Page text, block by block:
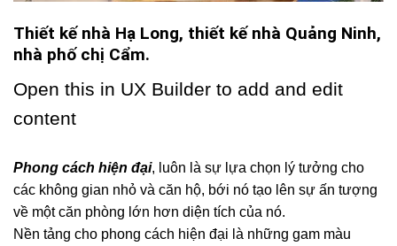
Thiết kế nhà Hạ Long, thiết kế nhà Quảng Ninh,
nhà phố chị Cẩm.
Open this in UX Builder to add and edit
content
Phong cách hiện đại, luôn là sự lựa chọn lý tưởng cho
các không gian nhỏ và căn hộ, bới nó tạo lên sự ấn tượng
về một căn phòng lớn hơn diện tích của nó.
Nền tảng cho phong cách hiện đại là những gam màu